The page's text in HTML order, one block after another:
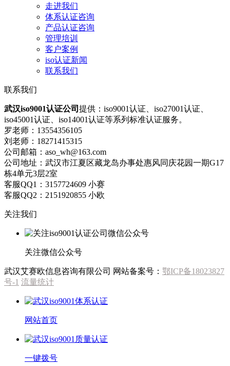
走进我们
体系认证咨询
产品认证咨询
管理培训
客户案例
iso认证新闻
联系我们
联系我们
武汉iso9001认证公司 提供：iso9001认证、iso27001认证、
iso45001认证、iso14001认证等系列标准认证服务。
罗老师：13554356105
刘老师：18271415315
公司邮箱：aso_wh@163.com
公司地址：武汉市江夏区藏龙岛办事处惠风同庆花园一期G17
栋4单元3层2室
客服QQ1：3157724609 小赛
客服QQ2：2151920855 小欧
关注我们
关注微信公众号
武汉艾赛欧信息咨询有限公司 网站备案号： 鄂ICP备18023827
号-1 流量统计
网站首页
一键拨号